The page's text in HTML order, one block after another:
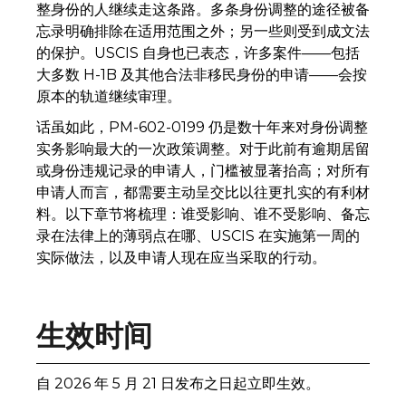
整身份的人继续走这条路。多条身份调整的途径被备
忘录明确排除在适用范围之外；另一些则受到成文法
的保护。USCIS 自身也已表态，许多案件——包括
大多数 H-1B 及其他合法非移民身份的申请——会按
原本的轨道继续审理。
话虽如此，PM-602-0199 仍是数十年来对身份调整
实务影响最大的一次政策调整。对于此前有逾期居留
或身份违规记录的申请人，门槛被显著抬高；对所有
申请人而言，都需要主动呈交比以往更扎实的有利材
料。以下章节将梳理：谁受影响、谁不受影响、备忘
录在法律上的薄弱点在哪、USCIS 在实施第一周的
实际做法，以及申请人现在应当采取的行动。
生效时间
自 2026 年 5 月 21 日发布之日起立即生效。